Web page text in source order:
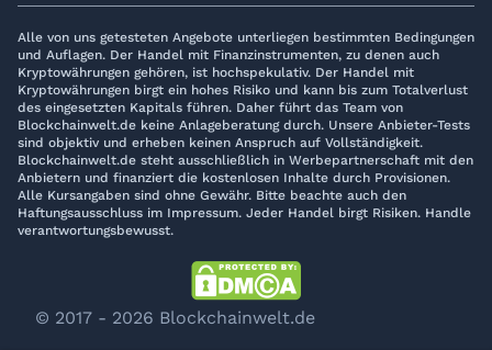
Alle von uns getesteten Angebote unterliegen bestimmten Bedingungen
und Auflagen. Der Handel mit Finanzinstrumenten, zu denen auch
Kryptowährungen gehören, ist hochspekulativ. Der Handel mit
Kryptowährungen birgt ein hohes Risiko und kann bis zum Totalverlust
des eingesetzten Kapitals führen. Daher führt das Team von
Blockchainwelt.de keine Anlageberatung durch. Unsere Anbieter-Tests
sind objektiv und erheben keinen Anspruch auf Vollständigkeit.
Blockchainwelt.de steht ausschließlich in Werbepartnerschaft mit den
Anbietern und finanziert die kostenlosen Inhalte durch Provisionen.
Alle Kursangaben sind ohne Gewähr. Bitte beachte auch den
Haftungsausschluss im Impressum. Jeder Handel birgt Risiken. Handle
verantwortungsbewusst.
© 2017 - 2026 Blockchainwelt.de